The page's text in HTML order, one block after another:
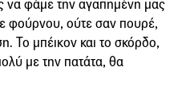
να φάμε την αγαπημένη μας
φούρνου, ούτε σαν πουρέ,
Το μπέικον και το σκόρδο,
με την πατάτα, θα